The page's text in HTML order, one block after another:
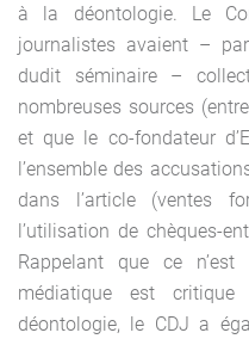
à la déontologie. Le
journalistes avaient –
dudit séminaire –
nombreuses sources
et que le co-fondateur
l’ensemble des
dans l’article (ventes
l’utilisation de chèques-
Rappelant que ce n’est
médiatique est
déontologie, le CDJ a